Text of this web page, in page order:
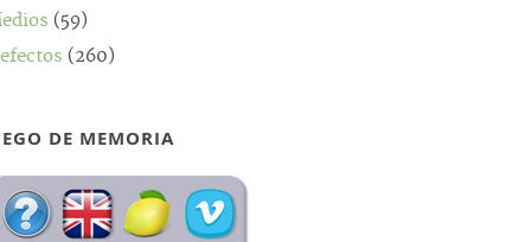
(59)
(260)
DE MEMORIA